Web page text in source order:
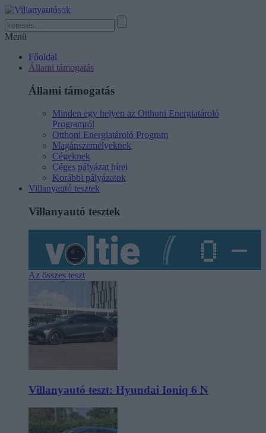
Menü
Főoldal
Állami támogatás
Állami támogatás
Minden egy helyen az Otthoni Energiatároló
Programról
Otthoni Energiatároló Program
Magánszemélyeknek
Cégeknek
Céges pályázat hírei
Korábbi pályázatok
Villanyautó tesztek
Villanyautó tesztek
Az összes teszt
Villanyautó teszt: Hyundai Ioniq 6 N